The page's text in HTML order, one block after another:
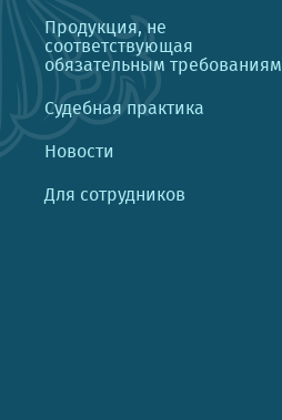
Продукция, не
соответствующая
обязательным требованиям
Судебная практика
Новости
Для сотрудников